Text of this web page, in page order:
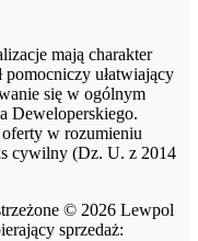
mają charakter
pomocniczy ułatwiający
się w ogólnym
Deweloperskiego.
w rozumieniu
cywilny (Dz. U. z 2014
© 2026 Lewpol
sprzedaż: